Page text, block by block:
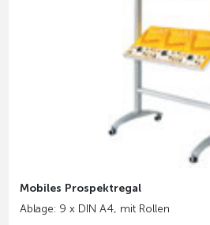
Mobiles Prospektregal
Ablage: 9 x DIN A4, mit Rollen